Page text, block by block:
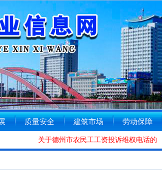
质量安全 建筑市场 劳动保障
关于德州市农民工工资投诉维权电话的公告